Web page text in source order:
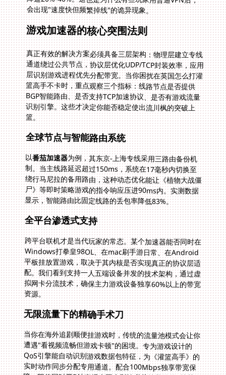
会出现"速度快但频繁掉线"的诡异现象。
游戏加速器的核心突围法则
真正有效的解决方案必须具备三层架构：物理层建立专线
通道绕过公共节点，协议层优化UDP/TCP封装效率，应用
层识别游戏进程优先分配带宽。当你困扰在英国怎么打灌
篮高手不卡时，重点观察三个指标：线路节点是否提供
BGP智能路由、是否支持TCP加速协议、是否有游戏流量
识别引擎。这些才决定你能否稳定使出流川枫的突破上
篮。
全球节点与智能路由系统
以番茄加速器为例，其东京-上海专线采用三路由备份机
制。当主线路延迟超过150ms，系统在17毫秒内切换至
绕行马尼拉的备用路由，这种动态优化能让《植物大战僵
尸》等即时策略游戏的指令响应压进90ms内。实测数据
显示，智能路由比固定线路的丢包率降低83%。
全平台渗透式支持
跨平台联机才是当代玩家的常态。某个加速器能否同时在
Windows打拳皇98OL、在mac刷手游日常、在Android
平板挂放置游戏，取决于其内核是否实现真正的协议层适
配。我们看到支持一人五端设备并发的技术架构，通过虚
拟网卡分流技术，确保主力游戏设备独享60%以上的带宽
资源。
无限流量下的精确手术刀
当你在海外追剧顺便挂游戏时，传统的流量池模式会让你
遭遇"看视频流畅但游戏卡顿"的困境。专为游戏设计的
QoS引擎能自动识别游戏数据包特征，为《灌篮高手》的
实时动作同步分配专用通道。配合100Mbps独享带宽保
障，即使同时开B站直播也不会影响必杀技释放的2帧关